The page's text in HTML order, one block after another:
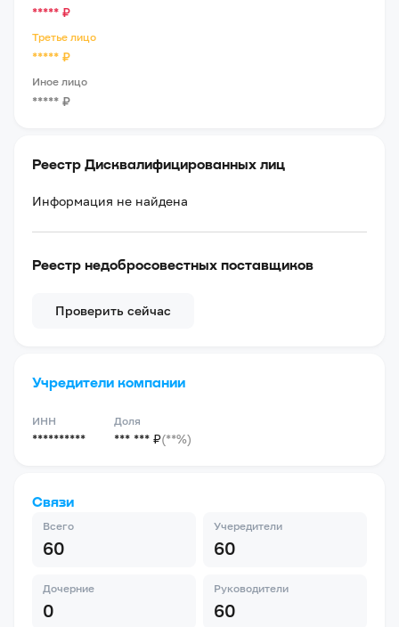
***** ₽
Третье лицо
***** ₽
Иное лицо
***** ₽
Реестр Дисквалифицированных лиц
Информация не найдена
Реестр недобросовестных поставщиков
Проверить сейчас
Учредители компании
ИНН
**********
Доля
*** *** ₽(**%)
Связи
Всего
60
Учередители
60
Дочерние
0
Руководители
60